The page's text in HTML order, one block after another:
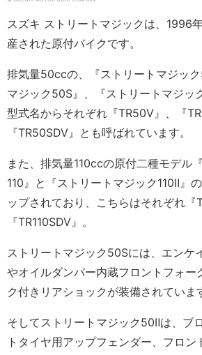
スズキ ストリートマジックは、1996
産された原付バイクです。
排気量50ccの、『ストリートマジッ
マジック50S』、『ストリートマジッ
型式名からそれぞれ『TR50V』、『
『TR50SDV』とも呼ばれています。
また、排気量110ccの原付二種モデル
110』と『ストリートマジック110Ⅱ』
ップされており、こちらはそれぞれ『
『TR110SDV』。
ストリートマジック50Sには、エンケ
やオイルダンパー内蔵フロントフォー
ク付きリアショックが装備されていま
そしてストリートマジック50Ⅱは、ブ
トタイヤ用アップフェンダー、フロン